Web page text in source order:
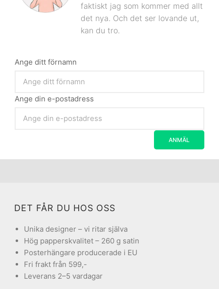
faktiskt jag som kommer med allt
det nya. Och det ser lovande ut,
kan du tro.
Ange ditt förnamn
Ange din e-postadress
DET FÅR DU HOS OSS
Unika designer – vi ritar själva
Hög papperskvalitet – 260 g satin
Posterhängare producerade i EU
Fri frakt från 599,-
Leverans 2–5 vardagar